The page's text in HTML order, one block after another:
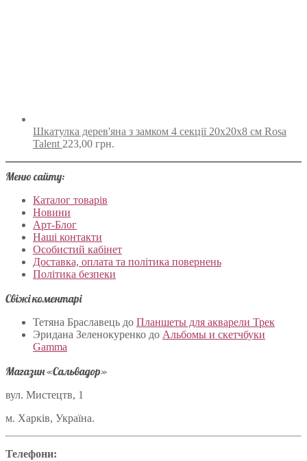
Шкатулка дерев'яна з замком 4 секції 20х20х8 см Rosa
Talent 223,00 грн.
Меню сайту:
Каталог товарів
Новини
Арт-Блог
Наші контакти
Особистий кабінет
Доставка, оплата та політика повернень
Політика безпеки
Свіжі коментарі
Тетяна Браславець до Планшеты для акварели Трек
Эридана Зеленокуренко до Альбомы и скетчбуки
Gamma
Магазин «Сальвадор»
вул. Мистецтв, 1
м. Харків, Україна.
Телефони: